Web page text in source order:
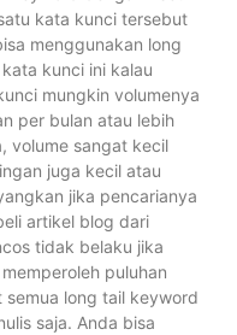
kata kunci tersebut
menggunakan long
kunci ini kalau
mungkin volumenya
per bulan atau lebih
volume sangat kecil
juga kecil atau
jika pencarianya
artikel blog dari
tidak belaku jika
puluhan
long tail keyword
saja. Anda bisa